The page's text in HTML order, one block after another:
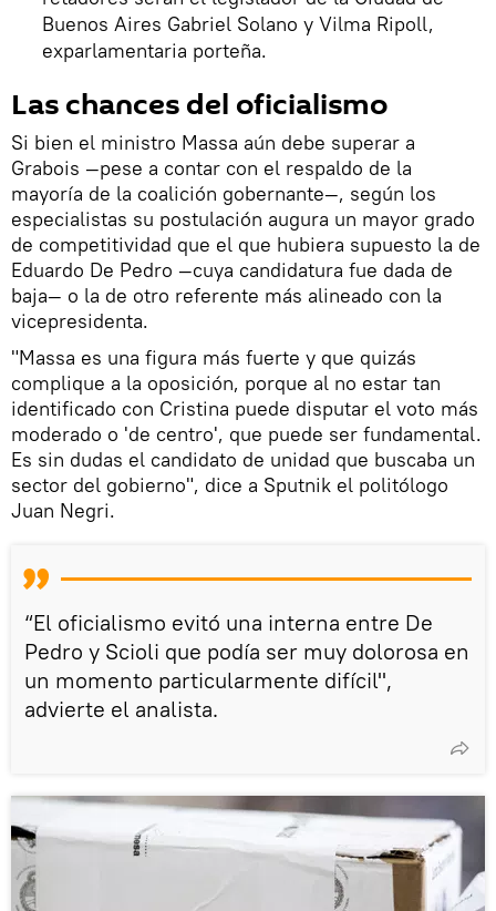
Buenos Aires Gabriel Solano y Vilma Ripoll,
exparlamentaria porteña.
Las chances del oficialismo
Si bien el ministro Massa aún debe superar a
Grabois —pese a contar con el respaldo de la
mayoría de la coalición gobernante—, según los
especialistas su postulación augura un mayor grado
de competitividad que el que hubiera supuesto la de
Eduardo De Pedro —cuya candidatura fue dada de
baja— o la de otro referente más alineado con la
vicepresidenta.
"Massa es una figura más fuerte y que quizás
complique a la oposición, porque al no estar tan
identificado con Cristina puede disputar el voto más
moderado o 'de centro', que puede ser fundamental.
Es sin dudas el candidato de unidad que buscaba un
sector del gobierno", dice a Sputnik el politólogo
Juan Negri.
“El oficialismo evitó una interna entre De
Pedro y Scioli que podía ser muy dolorosa en
un momento particularmente difícil",
advierte el analista.